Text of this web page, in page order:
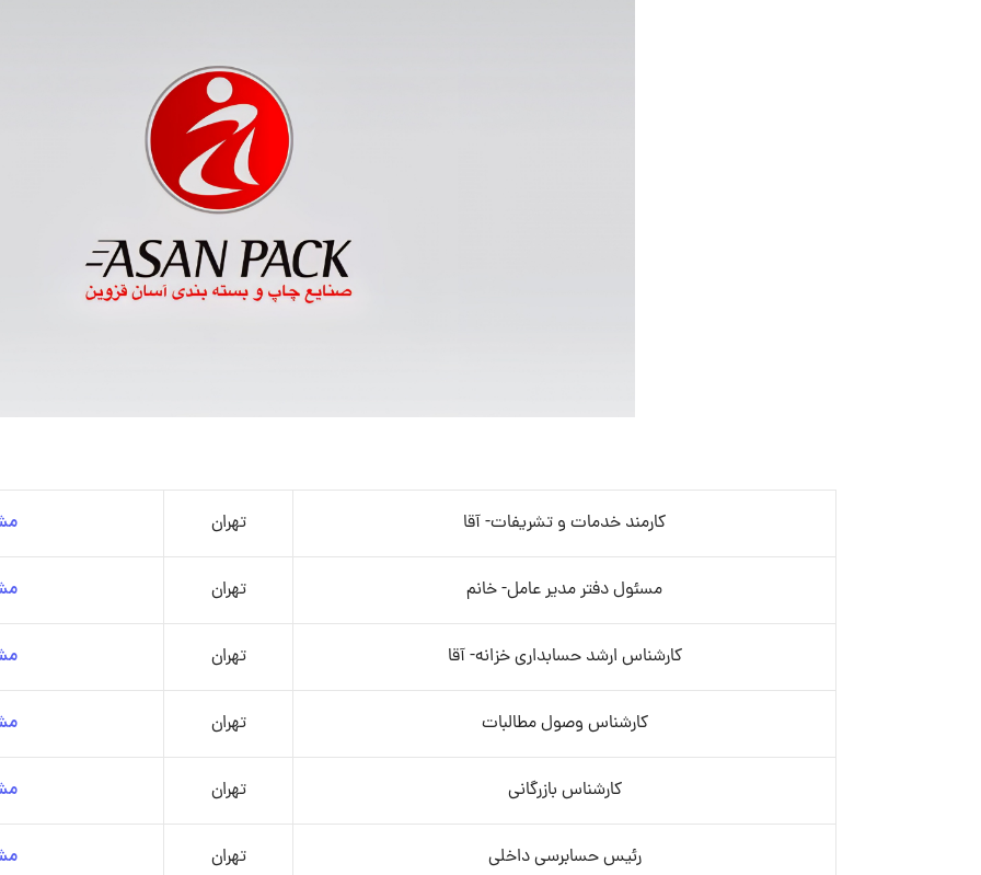
کارمند خدمات و تشریفات- آقا تهران
مسئول دفتر مدیر عامل- خانم تهران
کارشناس ارشد حسابداری خزانه- آقا تهران
کارشناس وصول مطالبات تهران
کارشناس بازرگانی تهران
رئیس حسابرسی داخلی تهران